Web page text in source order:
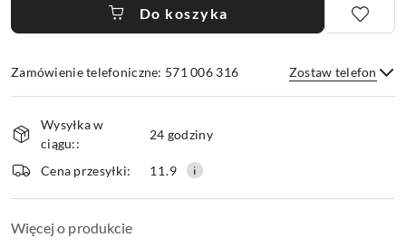
Do koszyka
Zamówienie telefoniczne: 571 006 316 Zostaw telefon
i
dostawa
Wysyłka w
ciągu::
24 godziny
Cena przesyłki: 11.9
Więcej o produkcie